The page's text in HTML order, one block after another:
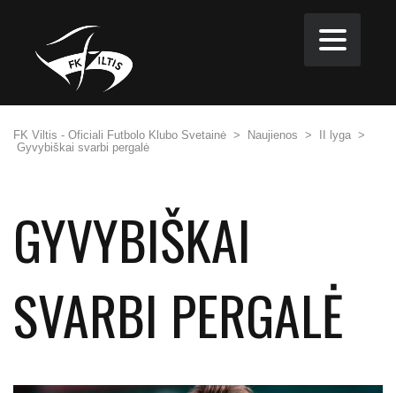
FK Viltis - Oficiali Futbolo Klubo Svetainė > Naujienos > II lyga >
Gyvybiškai svarbi pergalė
GYVYBIŠKAI
SVARBI PERGALĖ